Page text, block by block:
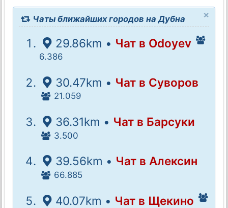
×
Чаты ближайших городов на Дубна
29.86km • Чат в Odoyev
6.386
30.47km • Чат в Суворов
21.059
36.31km • Чат в Барсуки
3.500
39.56km • Чат в Алексин
66.885
40.07km • Чат в Щекино